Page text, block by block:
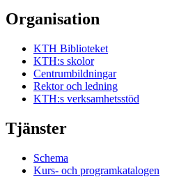
Organisation
KTH Biblioteket
KTH:s skolor
Centrumbildningar
Rektor och ledning
KTH:s verksamhetsstöd
Tjänster
Schema
Kurs- och programkatalogen